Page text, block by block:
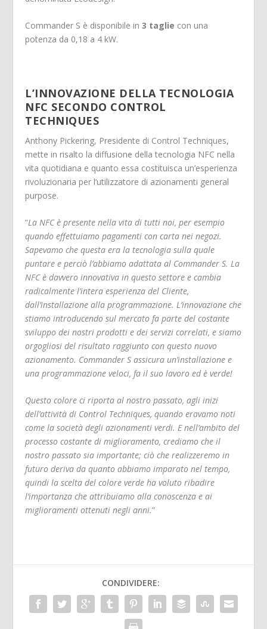
Commander S è disponibile in3 taglie con una
potenza da 0,18 a 4 kW.
L’INNOVAZIONE DELLA TECNOLOGIA
NFC SECONDO CONTROL
TECHNIQUES
Anthony Pickering, Presidente di Control Techniques,
mette in risalto la diffusione della tecnologia NFC nella
vita quotidiana e quanto essa costituisca un’esperienza
rivoluzionaria per l’utilizzatore di azionamenti general
purpose.
“La NFC è presente nella vita di tutti noi, per esempio
quando effettuiamo pagamenti con carta nei negozi.
Sapevamo che questa era la tecnologia sulla quale
puntare e perciò l’abbiamo adattata al Commander S. La
NFC è davvero innovativa in questo settore e cambia
radicalmente l’intera esperienza del Cliente,
dall’installazione alla programmazione. L’innovazione che
stiamo introducendo sul mercato fa parte del costante
sviluppo dei nostri prodotti e dei servizi correlati, e siamo
orgogliosi del risultato raggiunto con questo nuovo
azionamento. Commander S assicura un’installazione e
una programmazione veloci, fa il suo lavoro ed è verde!
Questo colore ci riporta al nostro passato, agli inizi
dell’attività di Control Techniques, quando eravamo noti
come la società degli azionamenti verdi. E nell’ambito del
processo costante di miglioramento, crediamo che il
nostro passato sia importante; ciò che realizzeremo in
futuro deriva da quanto abbiamo imparato nel tempo,
quindi la scelta del colore verde ha voluto ribadire
l’importanza che attribuiamo alla conoscenza e ai
miglioramenti ottenuti negli anni.”
CONDIVIDERE: